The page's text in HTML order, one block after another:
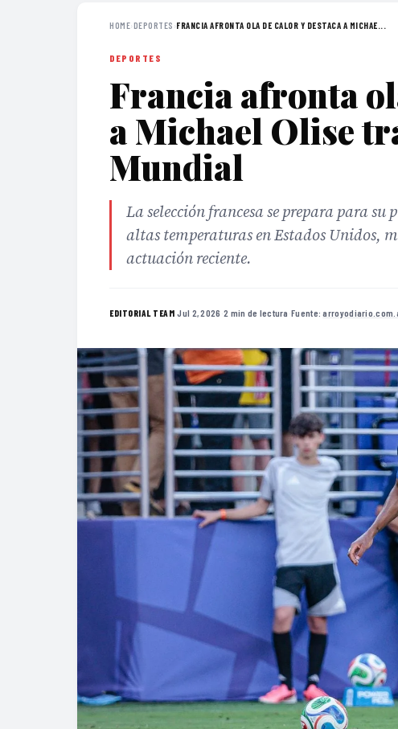
HOME›DEPORTES ›FRANCIA AFRONTA OLA DE CALOR Y DESTACA A MICHAE...
DEPORTES
Francia afronta
a Michael Olise
Mundial
La selección francesa se prepara para
altas temperaturas en Estados Unidos,
actuación reciente.
EDITORIAL TEAM·Jul 2, 2026 ·2 min de lectura ·Fuente: